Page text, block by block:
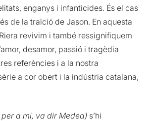
enganys i infanticides. És el cas
de la traïció de Jason. En aquesta
revivim i també ressignifiquem
desamor, passió i tragèdia
referències i a la nostra
a cor obert i la indústria catalana,
per a mi, va dir Medea) s’hi